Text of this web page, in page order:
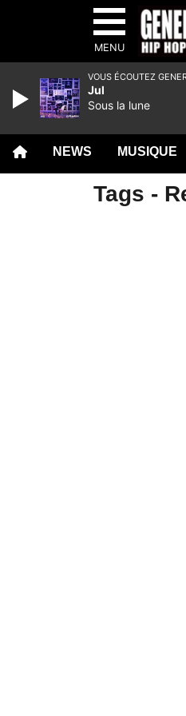
MENU
NEWS MUSIQUE
Tags -
VOUS ÉCOUTEZ
Jul
Sous la lune